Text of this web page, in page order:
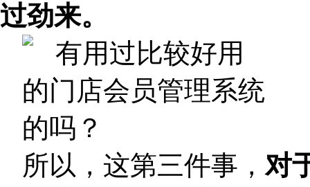
过劲来。
所以，这第三件事， 对